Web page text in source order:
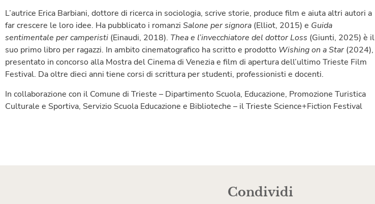
L’autrice Erica Barbiani, dottore di ricerca in sociologia, scrive storie, produce film e aiuta altri autori a
far crescere le loro idee. Ha pubblicato i romanzi Salone per signora (Elliot, 2015) e Guida
sentimentale per camperisti (Einaudi, 2018). Thea e l’invecchiatore del dottor Loss (Giunti, 2025) è il
suo primo libro per ragazzi. In ambito cinematografico ha scritto e prodotto Wishing on a Star (2024),
presentato in concorso alla Mostra del Cinema di Venezia e film di apertura dell’ultimo Trieste Film
Festival. Da oltre dieci anni tiene corsi di scrittura per studenti, professionisti e docenti.
In collaborazione con il Comune di Trieste – Dipartimento Scuola, Educazione, Promozione Turistica
Culturale e Sportiva, Servizio Scuola Educazione e Biblioteche – il Trieste Science+Fiction Festival
Condividi